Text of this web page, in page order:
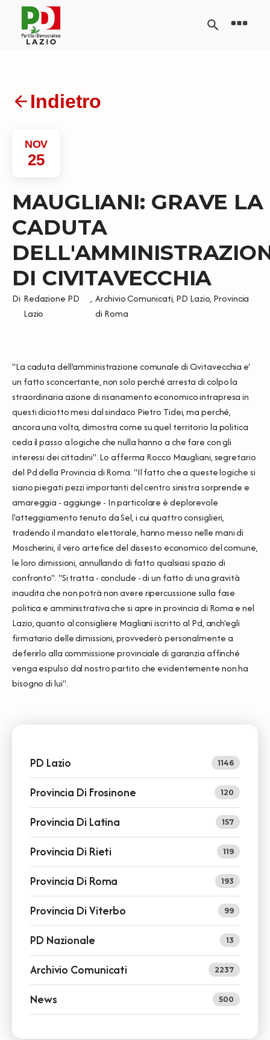
Indietro
NOV
25
MAUGLIANI: GRAVE LA
CADUTA
DI CIVITAVECCHIA
Di Redazione PD
Lazio
, Archivio Comunicati, PD Lazio, Provincia
di Roma
"La caduta dell'amministrazione comunale di Civitavecchia e'
un fatto sconcertante, non solo perché arresta di colpo la
straordinaria azione di risanamento economico intrapresa in
questi diciotto mesi dal sindaco Pietro Tidei, ma perché,
ancora una volta, dimostra come su quel territorio la politica
ceda il passo a logiche che nulla hanno a che fare con gli
interessi dei cittadini". Lo afferma Rocco Maugliani, segretario
del Pd della Provincia di Roma. "Il fatto che a queste logiche si
siano piegati pezzi importanti del centro sinistra sorprende e
amareggia - aggiunge - In particolare è deplorevole
l'atteggiamento tenuto da Sel, i cui quattro consiglieri,
tradendo il mandato elettorale, hanno messo nelle mani di
Moscherini, il vero artefice del dissesto economico del comune,
le loro dimissioni, annullando di fatto qualsiasi spazio di
confronto". "Si tratta - conclude - di un fatto di una gravità
inaudita che non potrà non avere ripercussione sulla fase
politica e amministrativa che si apre in provincia di Roma e nel
Lazio, quanto al consigliere Magliani iscritto al Pd, anch'egli
firmatario delle dimissioni, provvederò personalmente a
deferirlo alla commissione provinciale di garanzia affinché
venga espulso dal nostro partito che evidentemente non ha
bisogno di lui".
PD Lazio 1146
Provincia Di Frosinone 120
Provincia Di Latina 157
Provincia Di Rieti 119
Provincia Di Roma 193
Provincia Di Viterbo 99
PD Nazionale 13
Archivio Comunicati 2237
News 500